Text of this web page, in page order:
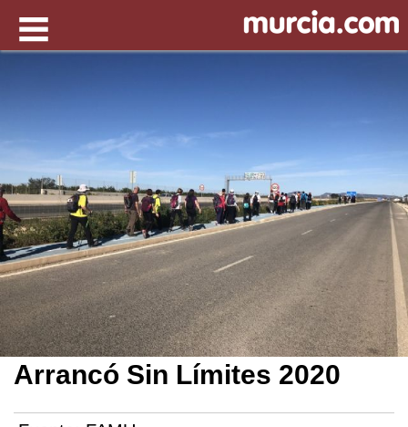
Arrancó Sin Límites 2020